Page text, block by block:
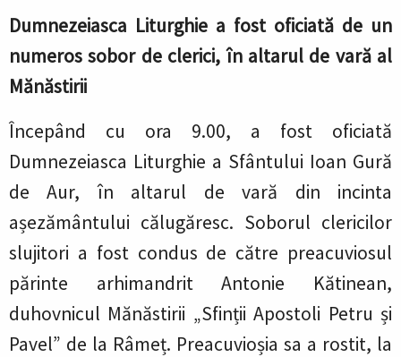
Dumnezeiasca Liturghie a fost oficiată de un
numeros sobor de clerici, în altarul de vară al
Mănăstirii
Începând cu ora 9.00, a fost oficiată
Dumnezeiasca Liturghie a Sfântului Ioan Gură
de Aur, în altarul de vară din incinta
așezământului călugăresc. Soborul clericilor
slujitori a fost condus de către preacuviosul
părinte arhimandrit Antonie Kătinean,
duhovnicul Mănăstirii „Sfinții Apostoli Petru și
Pavel” de la Râmeț. Preacuvioșia sa a rostit, la